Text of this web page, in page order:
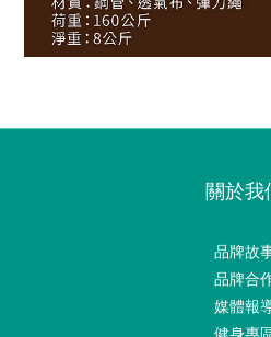
關於我
品牌故
品牌合
媒體報